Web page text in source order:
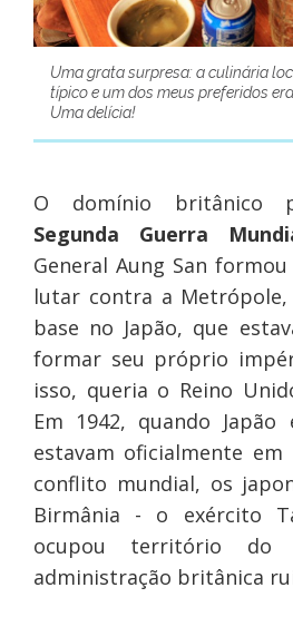
Uma grata surpresa: a culinária
típico e um dos meus preferidos
Uma delícia!
O domínio britânico
Segunda Guerra
General Aung San
lutar contra a
base no Japão, que
formar seu próprio
isso, queria o Reino
Em 1942, quando
estavam oficialmente
conflito mundial, os
Birmânia - o exército
ocupou território
administração britânica